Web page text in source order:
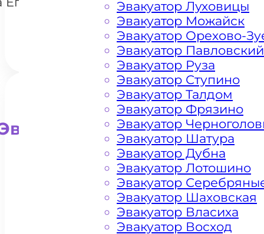
для
Эвакуатор Луховицы
Эвакуатор Можайск
Эвакуатор Орехово-
Эвакуатор
Эвакуатор Руза
Эвакуатор Ступино
Эвакуатор Талдом
Эвакуатор Фрязино
Эвакуатор
Эвакуатор Шатура
Эвакуатор Дубна
Эвакуатор Лотошино
Эвакуатор
Эвакуатор Шаховская
Эвакуатор Власиха
Эвакуатор Восход